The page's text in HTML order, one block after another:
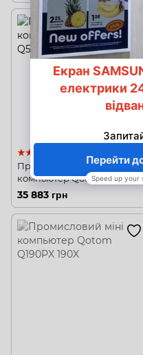
Промисловий міні
компьютер Qotom Q530G6
35 883 грн